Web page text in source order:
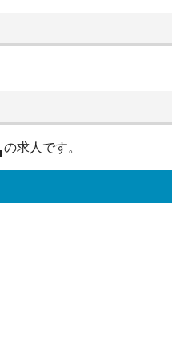
の求人です。